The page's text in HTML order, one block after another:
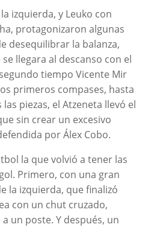
izquierda, y Leuko con
protagonizaron algunas
desequilibrar la balanza,
llegara al descanso con el
tiempo Vicente Mir
primeros compases, hasta
piezas, el Atzeneta llevó el
sin crear un excesivo
por Álex Cobo.
la que volvió a tener las
Primero, con una gran
la izquierda, que finalizó
con un chut cruzado,
un poste. Y después, un